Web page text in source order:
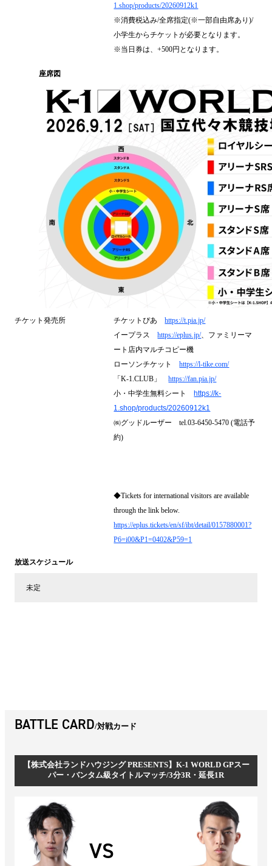
1.shop/products/20260912k1
※消費税込み/全席指定(※一部自由席あり)/
小学生からチケットが必要となります。
※当日券は、+500円となります。
座席図
チケット発売所 チケットぴあhttps://t.pia.jp/
イープラスhttps://eplus.jp/、ファミリーマ
ート店内マルチコピー機
ローソンチケットhttps://l-tike.com/
「K-1.CLUB」https://fan.pia.jp/
小・中学生無料シート https://k-
1.shop/products/20260912k1
㈱グッドルーザー tel.03-6450-5470 (電話予
約)
◆Tickets for international visitors are available
through the link below.
https://eplus.tickets/en/sf/ibt/detail/0157880001?
P6=i00&P1=0402&P59=1
放送スケジュール
未定
BATTLE CARD 対戦カード
【株式会社ランドハウジング PRESENTS】K-1 WORLD GPスー
パー・バンタム級タイトルマッチ/3分3R・延長1R
VS